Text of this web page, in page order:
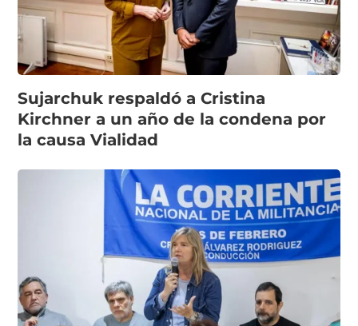
Sujarchuk respaldó a Cristina
Kirchner a un año de la condena por
la causa Vialidad